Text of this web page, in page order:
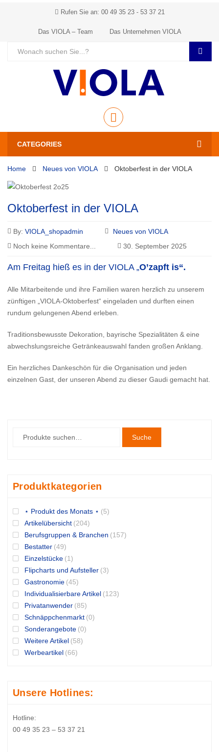
Rufen Sie an: 00 49 35 23 - 53 37 21
Das VIOLA – Team Das Unternehmen VIOLA
CATEGORIES
Home Neues von VIOLA Oktoberfest in der VIOLA
Oktoberfest in der VIOLA
By: VIOLA_shopadmin
Neues von VIOLA
Noch keine Kommentare...
30. September 2025
Am Freitag hieß es in der VIOLA „O’zapft is“.
Alle Mitarbeitende und ihre Familien waren herzlich zu unserem
zünftigen „VIOLA-Oktoberfest“ eingeladen und durften einen
rundum gelungenen Abend erleben.
Traditionsbewusste Dekoration, bayrische Spezialitäten & eine
abwechslungsreiche Getränkeauswahl fanden großen Anklang.
Ein herzliches Dankeschön für die Organisation und jeden
einzelnen Gast, der unseren Abend zu dieser Gaudi gemacht hat.
Suche
Produktkategorien
⋆ Produkt des Monats ⋆ (5)
Artikelübersicht (204)
Berufsgruppen & Branchen (157)
Bestatter (49)
Einzelstücke (1)
Flipcharts und Aufsteller (3)
Gastronomie (45)
Individualisierbare Artikel (123)
Privatanwender (85)
Schnäppchenmarkt (0)
Sonderangebote (0)
Weitere Artikel (58)
Werbeartikel (66)
Unsere Hotlines:
Hotline:
00 49 35 23 – 53 37 21